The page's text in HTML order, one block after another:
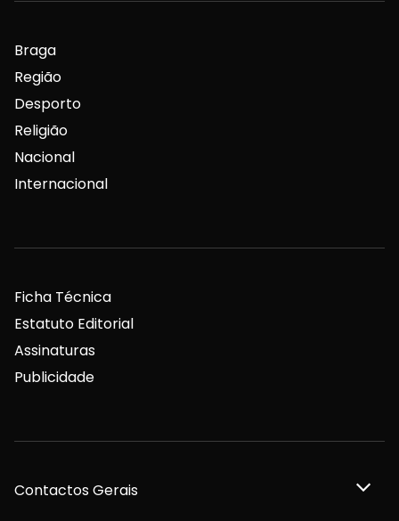
Braga
Região
Desporto
Religião
Nacional
Internacional
Ficha Técnica
Estatuto Editorial
Assinaturas
Publicidade
Contactos Gerais